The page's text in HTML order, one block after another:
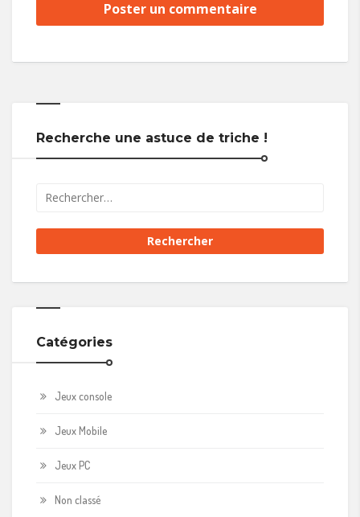
Recherche une astuce de triche !
Catégories
Jeux console
Jeux Mobile
Jeux PC
Non classé